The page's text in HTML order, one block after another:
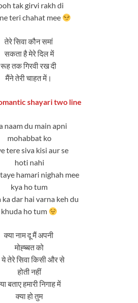
tak girvi rakh di
teri chahat mee
तेरे सिवा कौन समां
सकता है मेरे दिल में
रूह तक गिरवी रख दी
मैंने तेरी चाहत में।
shayari two line
naam du main apni
mohabbat ko
tere siva kisi aur se
hoti nahi
hamari nighah mee
kya ho tum
ka dar hai varna keh du
khuda ho tum
क्या नाम दू मैं अपनी
मोह्ब्बत को
ये तेरे सिवा किसी और से
होती नहीं
बताए हमारी निगाह में
क्या हो तुम